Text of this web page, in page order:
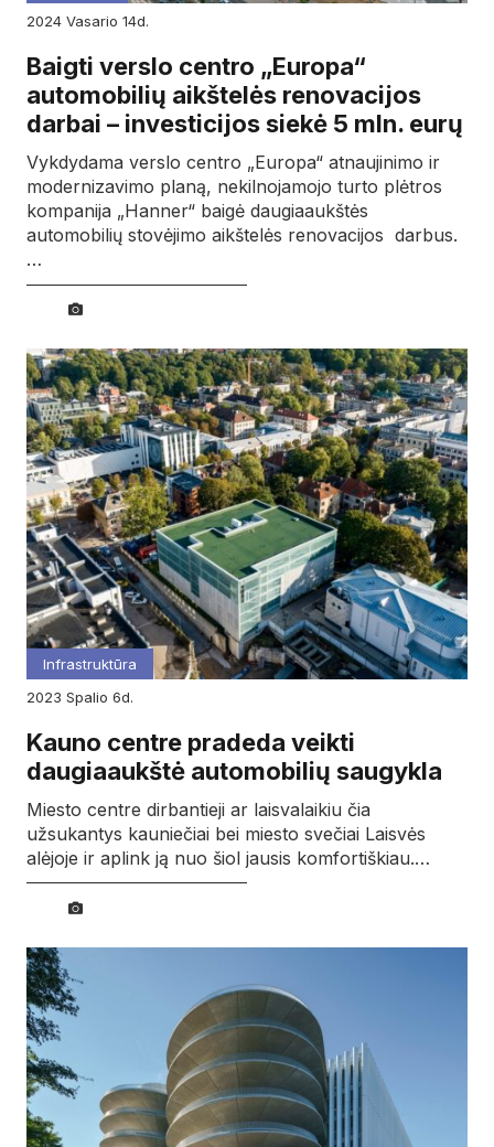
2024
vasario 14d.
Baigti verslo centro „Europa“
automobilių aikštelės renovacijos
darbai – investicijos siekė 5 mln. eurų
Vykdydama verslo centro „Europa“ atnaujinimo ir
modernizavimo planą, nekilnojamojo turto plėtros
kompanija „Hanner“ baigė daugiaaukštės
automobilių stovėjimo aikštelės renovacijos darbus.
…
Infrastruktūra
2023
spalio 6d.
Kauno centre pradeda veikti
daugiaaukštė automobilių saugykla
Miesto centre dirbantieji ar laisvalaikiu čia
užsukantys kauniečiai bei miesto svečiai Laisvės
alėjoje ir aplink ją nuo šiol jausis komfortiškiau.…